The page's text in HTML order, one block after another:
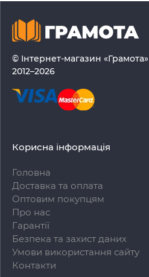
© Інтернет-магазин «Грамота»
2012–2026
Корисна інформація
Головна
Доставка та оплата
Оптовим покупцям
Про нас
Гарантії
Безпека та захист даних
Умови використання сайту
Контакти